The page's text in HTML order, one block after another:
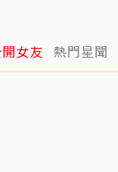
女友 熱門星聞